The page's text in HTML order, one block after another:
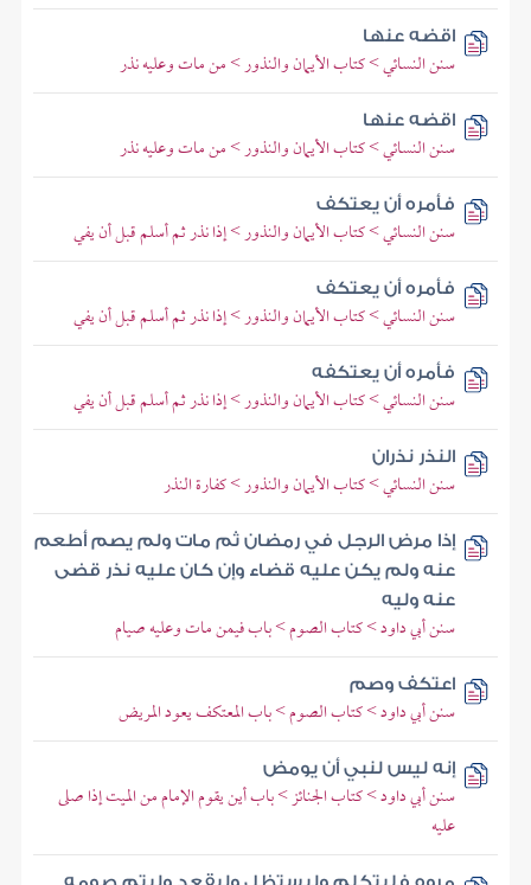
اقضه عنها
سنن النسائي > كتاب الأيمان والنذور > من مات وعليه نذر
اقضه عنها
سنن النسائي > كتاب الأيمان والنذور > من مات وعليه نذر
فأمره أن يعتكف
سنن النسائي > كتاب الأيمان والنذور > إذا نذر ثم أسلم قبل أن يفي
فأمره أن يعتكف
سنن النسائي > كتاب الأيمان والنذور > إذا نذر ثم أسلم قبل أن يفي
فأمره أن يعتكفه
سنن النسائي > كتاب الأيمان والنذور > إذا نذر ثم أسلم قبل أن يفي
النذر نذران
سنن النسائي > كتاب الأيمان والنذور > كفارة النذر
إذا مرض الرجل في رمضان ثم مات ولم يصم أطعم
عنه ولم يكن عليه قضاء وإن كان عليه نذر قضى
عنه وليه
سنن أبي داود > كتاب الصوم > باب فيمن مات وعليه صيام
اعتكف وصم
سنن أبي داود > كتاب الصوم > باب المعتكف يعود المريض
إنه ليس لنبي أن يومض
سنن أبي داود > كتاب الجنائز > باب أين يقوم الإمام من الميت إذا صلى
عليه